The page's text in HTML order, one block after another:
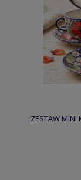
ZESTAW MINI